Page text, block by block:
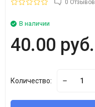
0 Отзывов
В наличии
40.00 руб.
Количество: